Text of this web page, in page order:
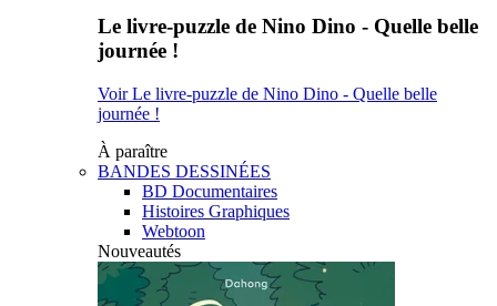
Le livre-puzzle de Nino Dino - Quelle belle
journée !
Voir Le livre-puzzle de Nino Dino - Quelle belle
journée !
À paraître
BANDES DESSINÉES
BD Documentaires
Histoires Graphiques
Webtoon
Nouveautés